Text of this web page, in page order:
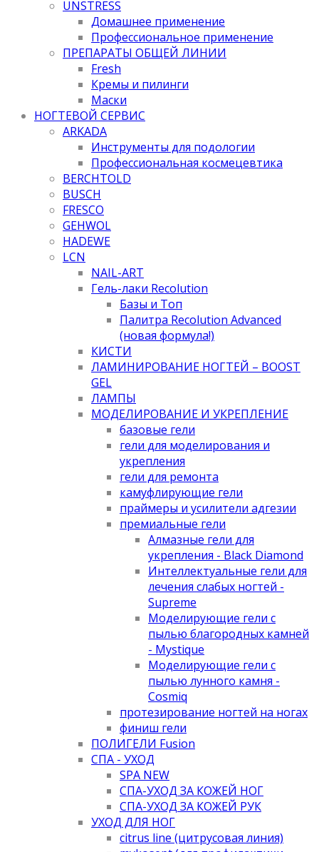
UNSTRESS
Домашнее применение
Профессиональное применение
ПРЕПАРАТЫ ОБЩЕЙ ЛИНИИ
Fresh
Кремы и пилинги
Маски
НОГТЕВОЙ СЕРВИС
ARKADA
Инструменты для подологии
Профессиональная космецевтика
BERCHTOLD
BUSCH
FRESCO
GEHWOL
HADEWE
LCN
NAIL-ART
Гель-лаки Recolution
Базы и Топ
Палитра Recolution Advanced
(новая формула!)
КИСТИ
ЛАМИНИРОВАНИЕ НОГТЕЙ – BOOST
GEL
ЛАМПЫ
МОДЕЛИРОВАНИЕ И УКРЕПЛЕНИЕ
базовые гели
гели для моделирования и
укрепления
гели для ремонта
камуфлирующие гели
праймеры и усилители адгезии
премиальные гели
Алмазные гели для
укрепления - Black Diamond
Интеллектуальные гели для
лечения слабых ногтей -
Supreme
Моделирующие гели с
пылью благородных камней
- Mystique
Моделирующие гели с
пылью лунного камня -
Cosmiq
протезирование ногтей на ногах
финиш гели
ПОЛИГЕЛИ Fusion
СПА - УХОД
SPA NEW
СПА-УХОД ЗА КОЖЕЙ НОГ
СПА-УХОД ЗА КОЖЕЙ РУК
УХОД ДЛЯ НОГ
citrus line (цитрусовая линия)